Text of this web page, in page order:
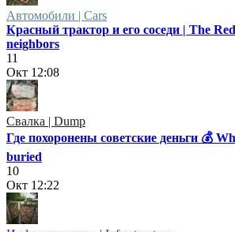
Автомобили | Cars
Красный трактор и его соседи | The
neighbors
11
Окт 12:08
Свалка | Dump
Где похоронены советские деньги 💰
buried
10
Окт 12:22